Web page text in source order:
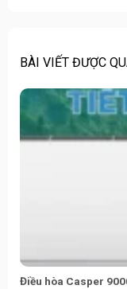
BÀI VIẾT ĐƯỢC
Điều hòa Casper